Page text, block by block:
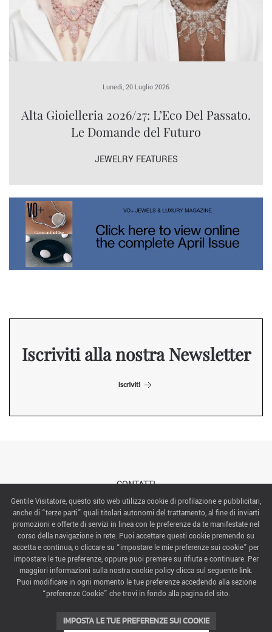
Lunedì, 20 Luglio 2026
Alta Gioielleria 2026/27: L’Eco Del Passato.
Le Domande del Futuro
JEWELRY FEATURES
Iscriviti alla nostra Newsletter
Iscriviti
CONTATTI
ABOUT US
ITALIAN EXHIBITION GROUP SpA All rights reserved
Via Emilia 155, 47921 Rimini,
CF/PI 00139440408, Registro Imprese: Rimini P.I e n. Reg. Imprese 00139440408, Capitale Sociale
52.214.897 i.v.
Gentile Visitatore, questo sito web utilizza cookie di profilazione e pubblicitari,
anche di “terze parti” quali titolari autonomi del trattamento, al fine di inviarti
promozioni e offerte di servizi in linea con le preferenze da te manifestate nel
corso della navigazione in rete. Puoi accettare questi cookie premendo su
accetta e continua, o cliccare su “impostare le mie preferenze sui cookie” per
impostare le tue preferenze, oppure puoi premere su rifiuta e continuare. Per
maggiori informazioni sulla nostra cookie policy clicca sul seguente link.
Puoi modificare in ogni momento le tue preferenze accedendo alla sezione
“preferenze Cookie” che trovi in fondo alla pagina del sito.
IMPOSTA LE TUE PREFERENZE SUI COOKIE